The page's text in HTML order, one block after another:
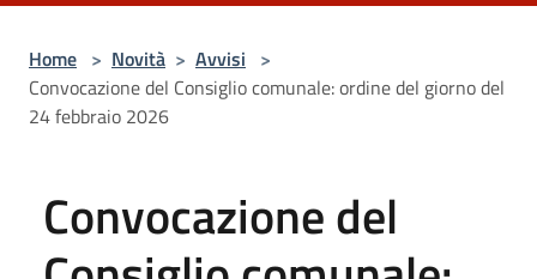
Home > Novità > Avvisi >
Convocazione del Consiglio comunale: ordine del giorno del
24 febbraio 2026
Convocazione del